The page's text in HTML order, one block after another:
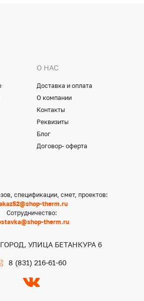
О НАС
Доставка и оплата
О компании
Контакты
Реквизиты
Блог
Договор- оферта
спецификации, смет, проектов:
therm.ru
Сотрудничество:
therm.ru
УЛИЦА БЕТАНКУРА 6
8 (831) 216-61-60